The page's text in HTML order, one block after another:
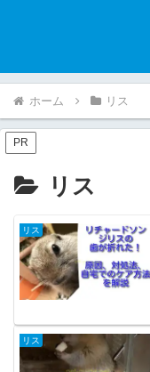
ホーム リス
PR
リス
リス
リス